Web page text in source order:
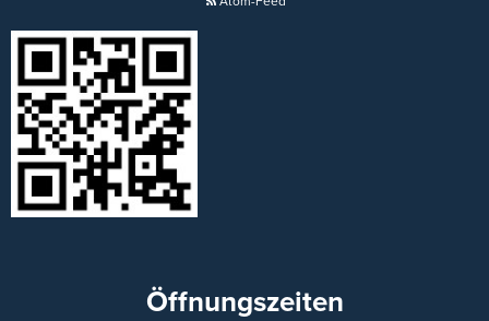
Öffnungszeiten